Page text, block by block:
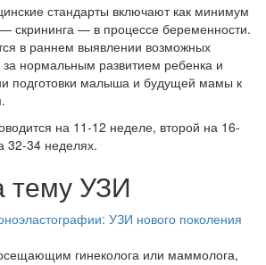
стандарты включают как минимум
скрининга — в процессе беременности.
в раннем выявлении возможных
за нормальным развитием ребенка и
подготовки малыша и будущей мамы к
на 11-12 неделе, второй на 16-
32-34 неделях.
тему УЗИ
УЗИ нового поколения
гинеколога или маммолога,